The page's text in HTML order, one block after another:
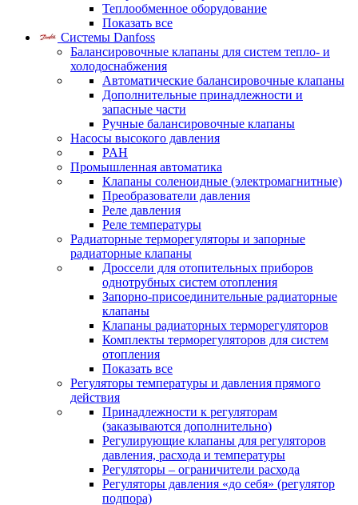
Теплообменное оборудование
Показать все
Системы Danfoss
Балансировочные клапаны для систем тепло- и
холодоснабжения
Автоматические балансировочные клапаны
Дополнительные принадлежности и
запасные части
Ручные балансировочные клапаны
Насосы высокого давления
PAH
Промышленная автоматика
Клапаны соленоидные (электромагнитные)
Преобразователи давления
Реле давления
Реле температуры
Радиаторные терморегуляторы и запорные
радиаторные клапаны
Дроссели для отопительных приборов
однотрубных систем отопления
Запорно-присоединительные радиаторные
клапаны
Клапаны радиаторных терморегуляторов
Комплекты терморегуляторов для систем
отопления
Показать все
Регуляторы температуры и давления прямого
действия
Принадлежности к регуляторам
(заказываются дополнительно)
Регулирующие клапаны для регуляторов
давления, расхода и температуры
Регуляторы – ограничители расхода
Регуляторы давления «до себя» (регулятор
подпора)